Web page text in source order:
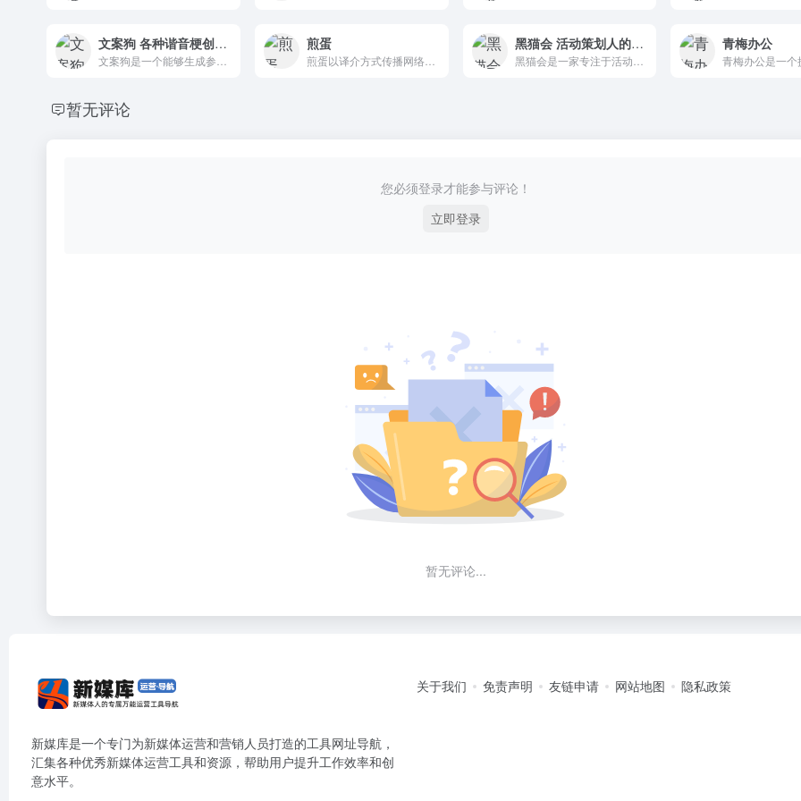
文案狗 各种谐音梗创意文案 煎蛋 黑猫会 活动策划人的工作提效平台 青梅办公
暂无评论
您必须登录才能参与评论！
立即登录
暂无评论...
新媒库是一个专门为新媒体运营和营销人员打造的工具网址导航，
汇集各种优秀新媒体运营工具和资源，帮助用户提升工作效率和创
意水平。
关于我们 免责声明 友链申请 网站地图 隐私政策